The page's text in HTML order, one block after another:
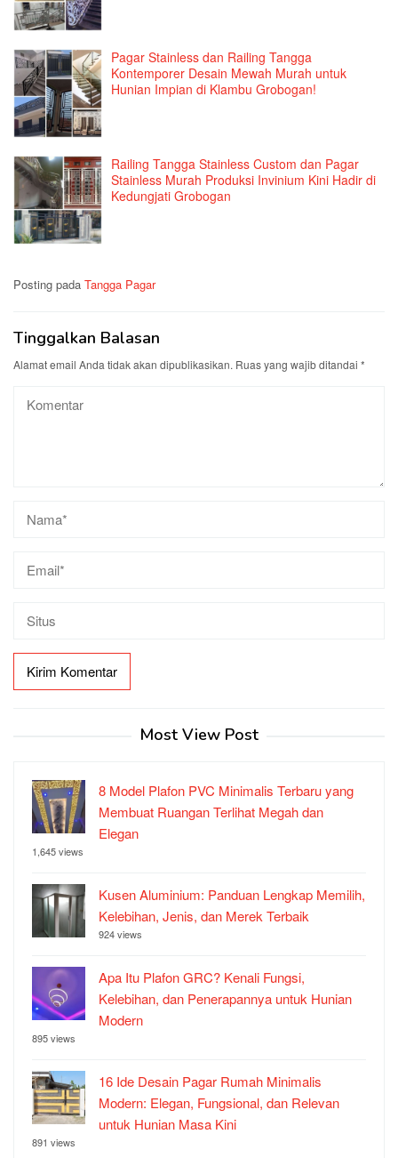
Pagar Stainless dan Railing Tangga
Kontemporer Desain Mewah Murah untuk
Hunian Impian di Klambu Grobogan!
Railing Tangga Stainless Custom dan Pagar
Stainless Murah Produksi Invinium Kini Hadir di
Kedungjati Grobogan
Posting pada Tangga Pagar
Tinggalkan Balasan
Alamat email Anda tidak akan dipublikasikan. Ruas yang wajib ditandai *
Most View Post
8 Model Plafon PVC Minimalis Terbaru yang
Membuat Ruangan Terlihat Megah dan
Elegan
1,645 views
Kusen Aluminium: Panduan Lengkap Memilih,
Kelebihan, Jenis, dan Merek Terbaik
924 views
Apa Itu Plafon GRC? Kenali Fungsi,
Kelebihan, dan Penerapannya untuk Hunian
Modern
895 views
16 Ide Desain Pagar Rumah Minimalis
Modern: Elegan, Fungsional, dan Relevan
untuk Hunian Masa Kini
891 views